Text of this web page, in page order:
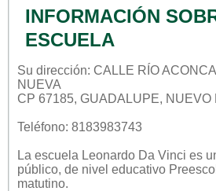
INFORMACIÓN
ESCUELA
Su dirección: CALLE RÍO
NUEVA
CP 67185, GUADALUPE, NUEVO
Teléfono: 8183983743
La escuela Leonardo Da Vinci es
público, de nivel educativo
matutino.